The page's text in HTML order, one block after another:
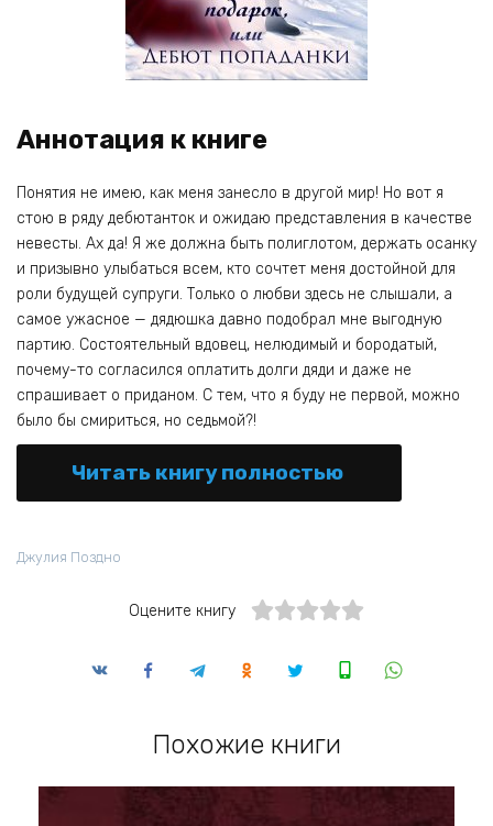
Аннотация к книге
Понятия не имею, как меня занесло в другой мир! Но вот я
стою в ряду дебютанток и ожидаю представления в качестве
невесты. Ах да! Я же должна быть полиглотом, держать осанку
и призывно улыбаться всем, кто сочтет меня достойной для
роли будущей супруги. Только о любви здесь не слышали, а
самое ужасное — дядюшка давно подобрал мне выгодную
партию. Состоятельный вдовец, нелюдимый и бородатый,
почему-то согласился оплатить долги дяди и даже не
спрашивает о приданом. С тем, что я буду не первой, можно
было бы смириться, но седьмой?!
Читать книгу полностью
Джулия Поздно
Оцените книгу
Похожие книги